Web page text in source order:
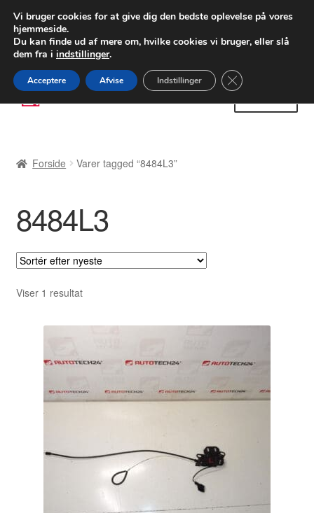
LEVERING fra 55 kr.
FEDEX verdensomspændende forsendelse
80 82 72 02
Spring
til
Spring
til
Betalinger
Kasse
Klage
Klageprocedure
Kontakte
Levering
Forside Varer tagged “8484L3”
8484L3
Viser 1 resultat
Vi bruger cookies for at give dig den bedste oplevelse på vores
hjemmeside.
Du kan finde ud af mere om, hvilke cookies vi bruger, eller slå
dem fra i indstillinger.
Acceptere Afvise Indstillinger Close GDPR